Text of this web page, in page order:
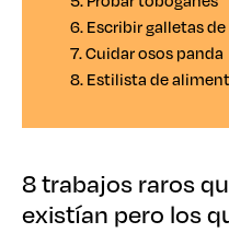
6. Escribir galletas
7. Cuidar osos panda
8. Estilista de
8 trabajos raros
existían pero los